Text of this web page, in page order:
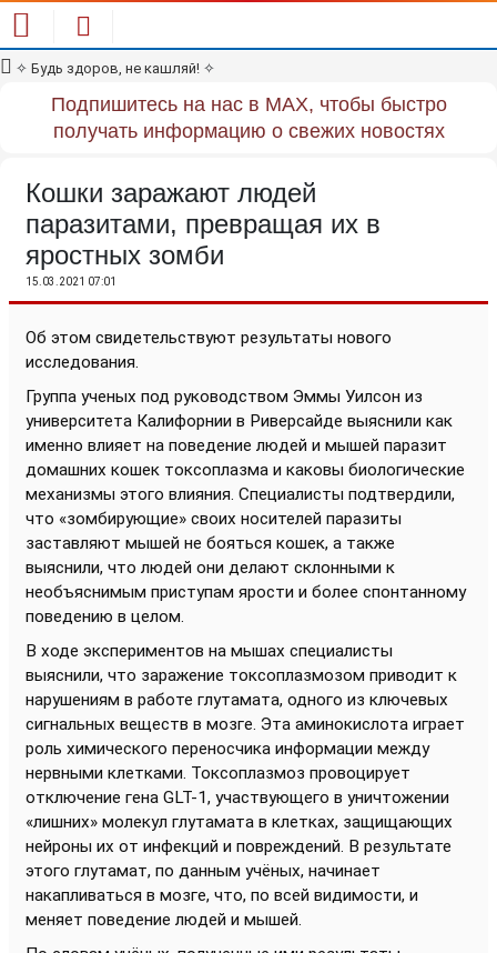
✧ Будь здоров, не кашляй! ✧
Подпишитесь на нас в MAX, чтобы быстро
получать информацию о свежих новостях
Кошки заражают людей
паразитами, превращая их в
яростных зомби
15.03.2021 07:01
Об этом свидетельствуют результаты нового
исследования.
Группа ученых под руководством Эммы Уилсон из
университета Калифорнии в Риверсайде выяснили как
именно влияет на поведение людей и мышей паразит
домашних кошек токсоплазма и каковы биологические
механизмы этого влияния. Специалисты подтвердили,
что «зомбирующие» своих носителей паразиты
заставляют мышей не бояться кошек, а также
выяснили, что людей они делают склонными к
необъяснимым приступам ярости и более спонтанному
поведению в целом.
В ходе экспериментов на мышах специалисты
выяснили, что заражение токсоплазмозом приводит к
нарушениям в работе глутамата, одного из ключевых
сигнальных веществ в мозге. Эта аминокислота играет
роль химического переносчика информации между
нервными клетками. Токсоплазмоз провоцирует
отключение гена GLT-1, участвующего в уничтожении
«лишних» молекул глутамата в клетках, защищающих
нейроны их от инфекций и повреждений. В результате
этого глутамат, по данным учёных, начинает
накапливаться в мозге, что, по всей видимости, и
меняет поведение людей и мышей.